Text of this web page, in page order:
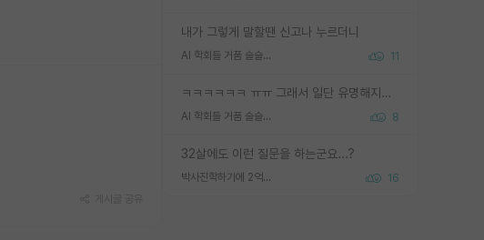
내가 그렇게 말할땐 신고나 누르더니
AI 학회들 거품 슬슬 지적이 나오네요 11
ㅋㅋㅋㅋㅋㅋ ㅠㅠ 그래서 일단 유명해지는게 중요한거같습니다
AI 학회들 거품 슬슬 지적이 나오네요 8
32살에도 이런 질문을 하는군요...?
박사진학하기에 2억은 괜찮은 (?) 정도의 경제력인가요 16